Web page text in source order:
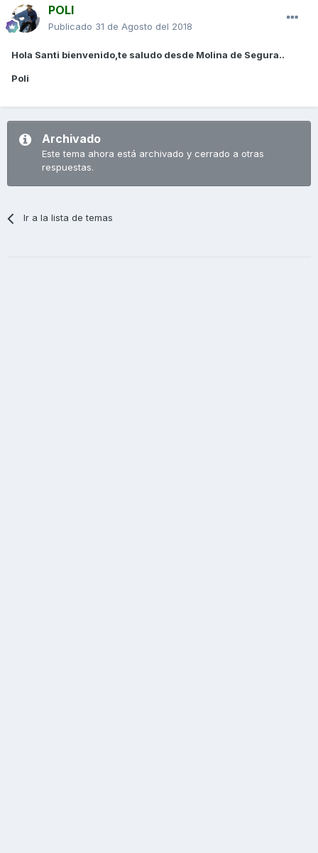
POLI
Publicado 31 de Agosto del 2018
Hola Santi bienvenido,te saludo desde Molina de Segura..
Poli
Archivado
Este tema ahora está archivado y cerrado a otras
respuestas.
Ir a la lista de temas